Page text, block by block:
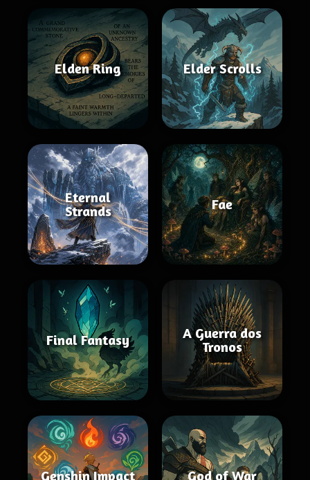
Elden Ring Elder Scrolls
Eternal
Strands
Fae
Final Fantasy
A Guerra dos
Tronos
Genshin Impact God of War